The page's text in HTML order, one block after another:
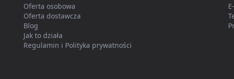
Oferta osobowa
Oferta dostawcza
Blog
Jak to działa
Regulamin i Polityka prywatności